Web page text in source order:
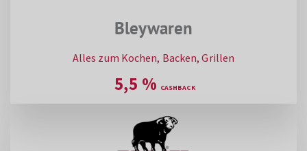
Bleywaren
Alles zum Kochen, Backen, Grillen
5,5 %